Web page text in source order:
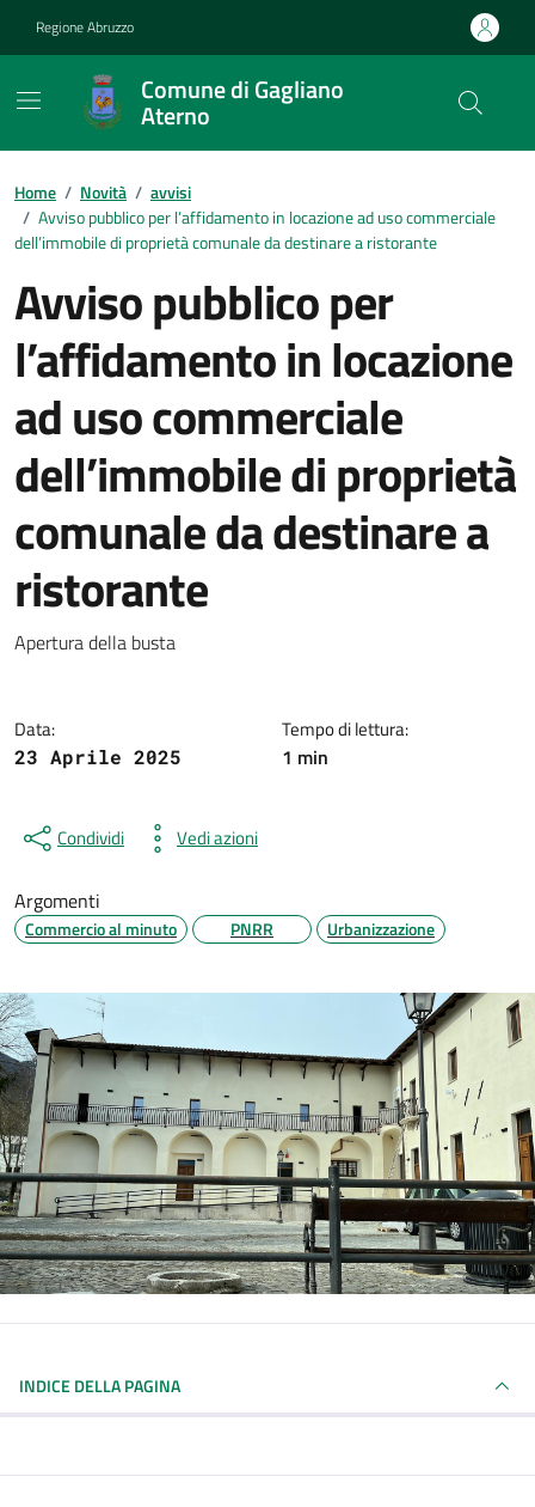
Regione Abruzzo
Comune di Gagliano
Aterno
Contenuti in evidenza
Home / Novità / avvisi
/ Avviso pubblico per l’affidamento in locazione ad uso commerciale
dell’immobile di proprietà comunale da destinare a ristorante
Avviso pubblico per
l’affidamento in locazione
ad uso commerciale
dell’immobile di proprietà
comunale da destinare a
ristorante
Dettagli della notizia
Apertura della busta
Data:
23 Aprile 2025
Tempo di lettura:
1 min
Condividi Vedi azioni
Argomenti
Commercio al minuto PNRR Urbanizzazione
INDICE DELLA PAGINA